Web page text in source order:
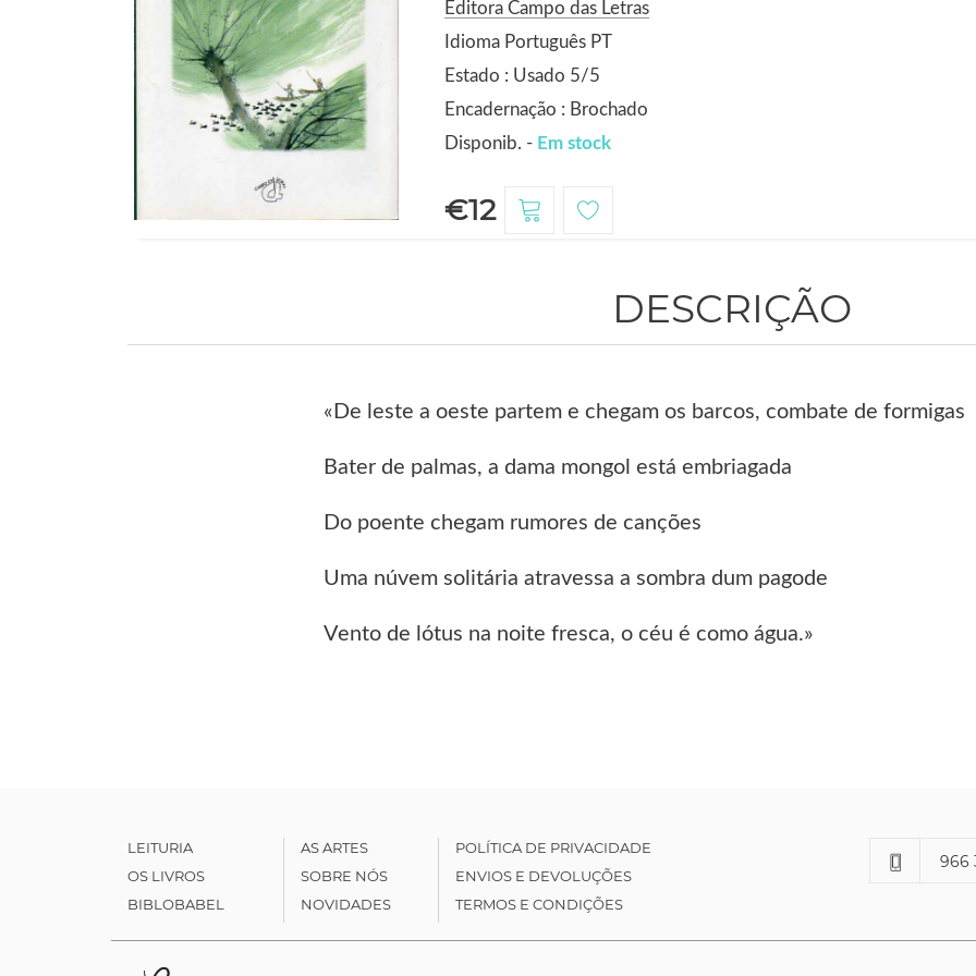
Editora Campo das Letras
Idioma Português PT
Estado : Usado 5/5
Encadernação : Brochado
Disponib. - Em stock
€12
DESCRIÇÃO
«De leste a oeste partem e chegam os barcos, combate de formigas
Bater de palmas, a dama mongol está embriagada
Do poente chegam rumores de canções
Uma núvem solitária atravessa a sombra dum pagode
Vento de lótus na noite fresca, o céu é como água.»
LEITURIA
OS LIVROS
BIBLOBABEL
AS ARTES
SOBRE NÓS
NOVIDADES
POLÍTICA DE PRIVACIDADE
ENVIOS E DEVOLUÇÕES
TERMOS E CONDIÇÕES
966